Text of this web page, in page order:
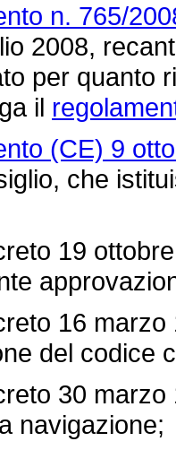
n. 765/
2008,
per quanto
il
(CE) 9
che
19
16 marzo
del codice
30 marzo
navigazione;